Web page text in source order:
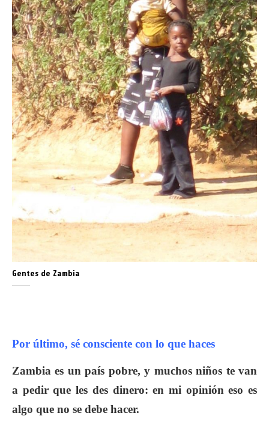
Gentes de Zambia
Por último, sé consciente con lo que haces
Zambia es un país pobre, y muchos niños te van
a pedir que les des dinero: en mi opinión eso es
algo que no se debe hacer.